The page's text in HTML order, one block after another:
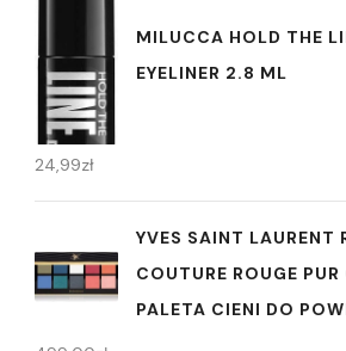
MILUCCA HOLD THE
EYELINER 2.8 ML
24,99zł
YVES SAINT LAURENT
COUTURE ROUGE
PALETA CIENI DO